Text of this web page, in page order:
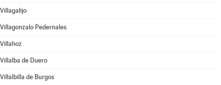
Villagalijo
Villagonzalo Pedernales
Villahoz
Villalba de Duero
Villalbilla de Burgos